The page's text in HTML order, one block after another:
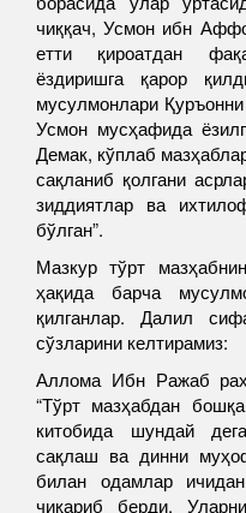
чиққач, Усмон ибн
етти қироатдан
ёздиришга қарор
мусулмонлари
Усмон мусҳафида
Демак, кўплаб
сақланиб қолгани
зиддиятлар ва
бўлган”.
Мазкур тўрт
ҳақида барча
қилганлар. Далил
сўзларини келтирамиз:
Аллома Ибн Ражаб
“Тўрт мазҳабдан
китобида шундай
сақлаш ва динни
билан одамлар
чиқариб берди.